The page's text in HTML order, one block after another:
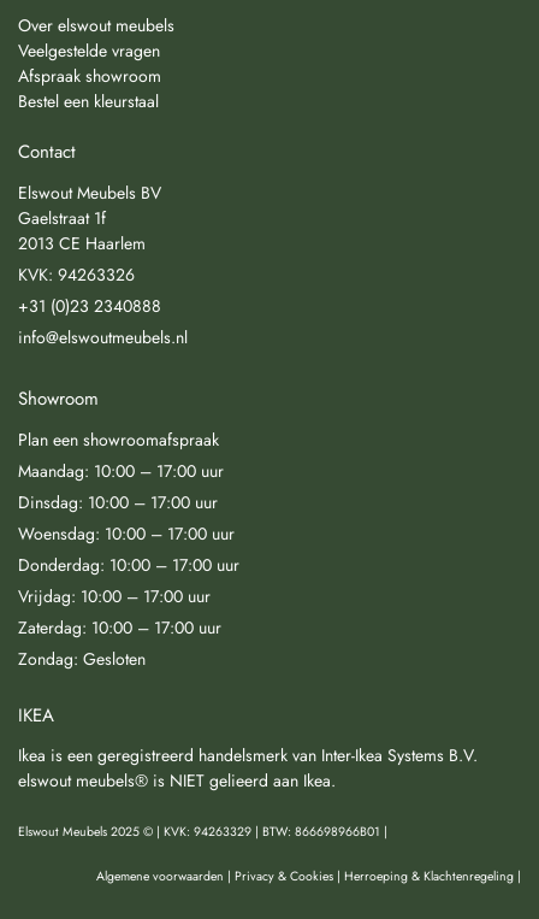
Over elswout meubels
Veelgestelde vragen
Afspraak showroom
Bestel een kleurstaal
Contact
Elswout Meubels BV
Gaelstraat 1f
2013 CE Haarlem
KVK: 94263326
+31 (0)23 2340888
info@elswoutmeubels.nl
Showroom
Plan een showroomafspraak
Maandag: 10:00 – 17:00 uur
Dinsdag: 10:00 – 17:00 uur
Woensdag: 10:00 – 17:00 uur
Donderdag: 10:00 – 17:00 uur
Vrijdag: 10:00 – 17:00 uur
Zaterdag: 10:00 – 17:00 uur
Zondag: Gesloten
IKEA
Ikea is een geregistreerd handelsmerk van Inter-Ikea Systems B.V.
elswout meubels® is NIET gelieerd aan Ikea.
Elswout Meubels 2025 © | KVK: 94263329 | BTW: 866698966B01 |
Algemene voorwaarden | Privacy & Cookies | Herroeping & Klachtenregeling |